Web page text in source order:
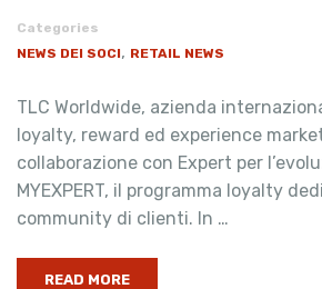
Categories
NEWS DEI SOCI, RETAIL NEWS
TLC Worldwide, azienda
loyalty, reward ed experience
collaborazione con Expert per
MYEXPERT, il programma loyalty
community di clienti. In …
READ MORE